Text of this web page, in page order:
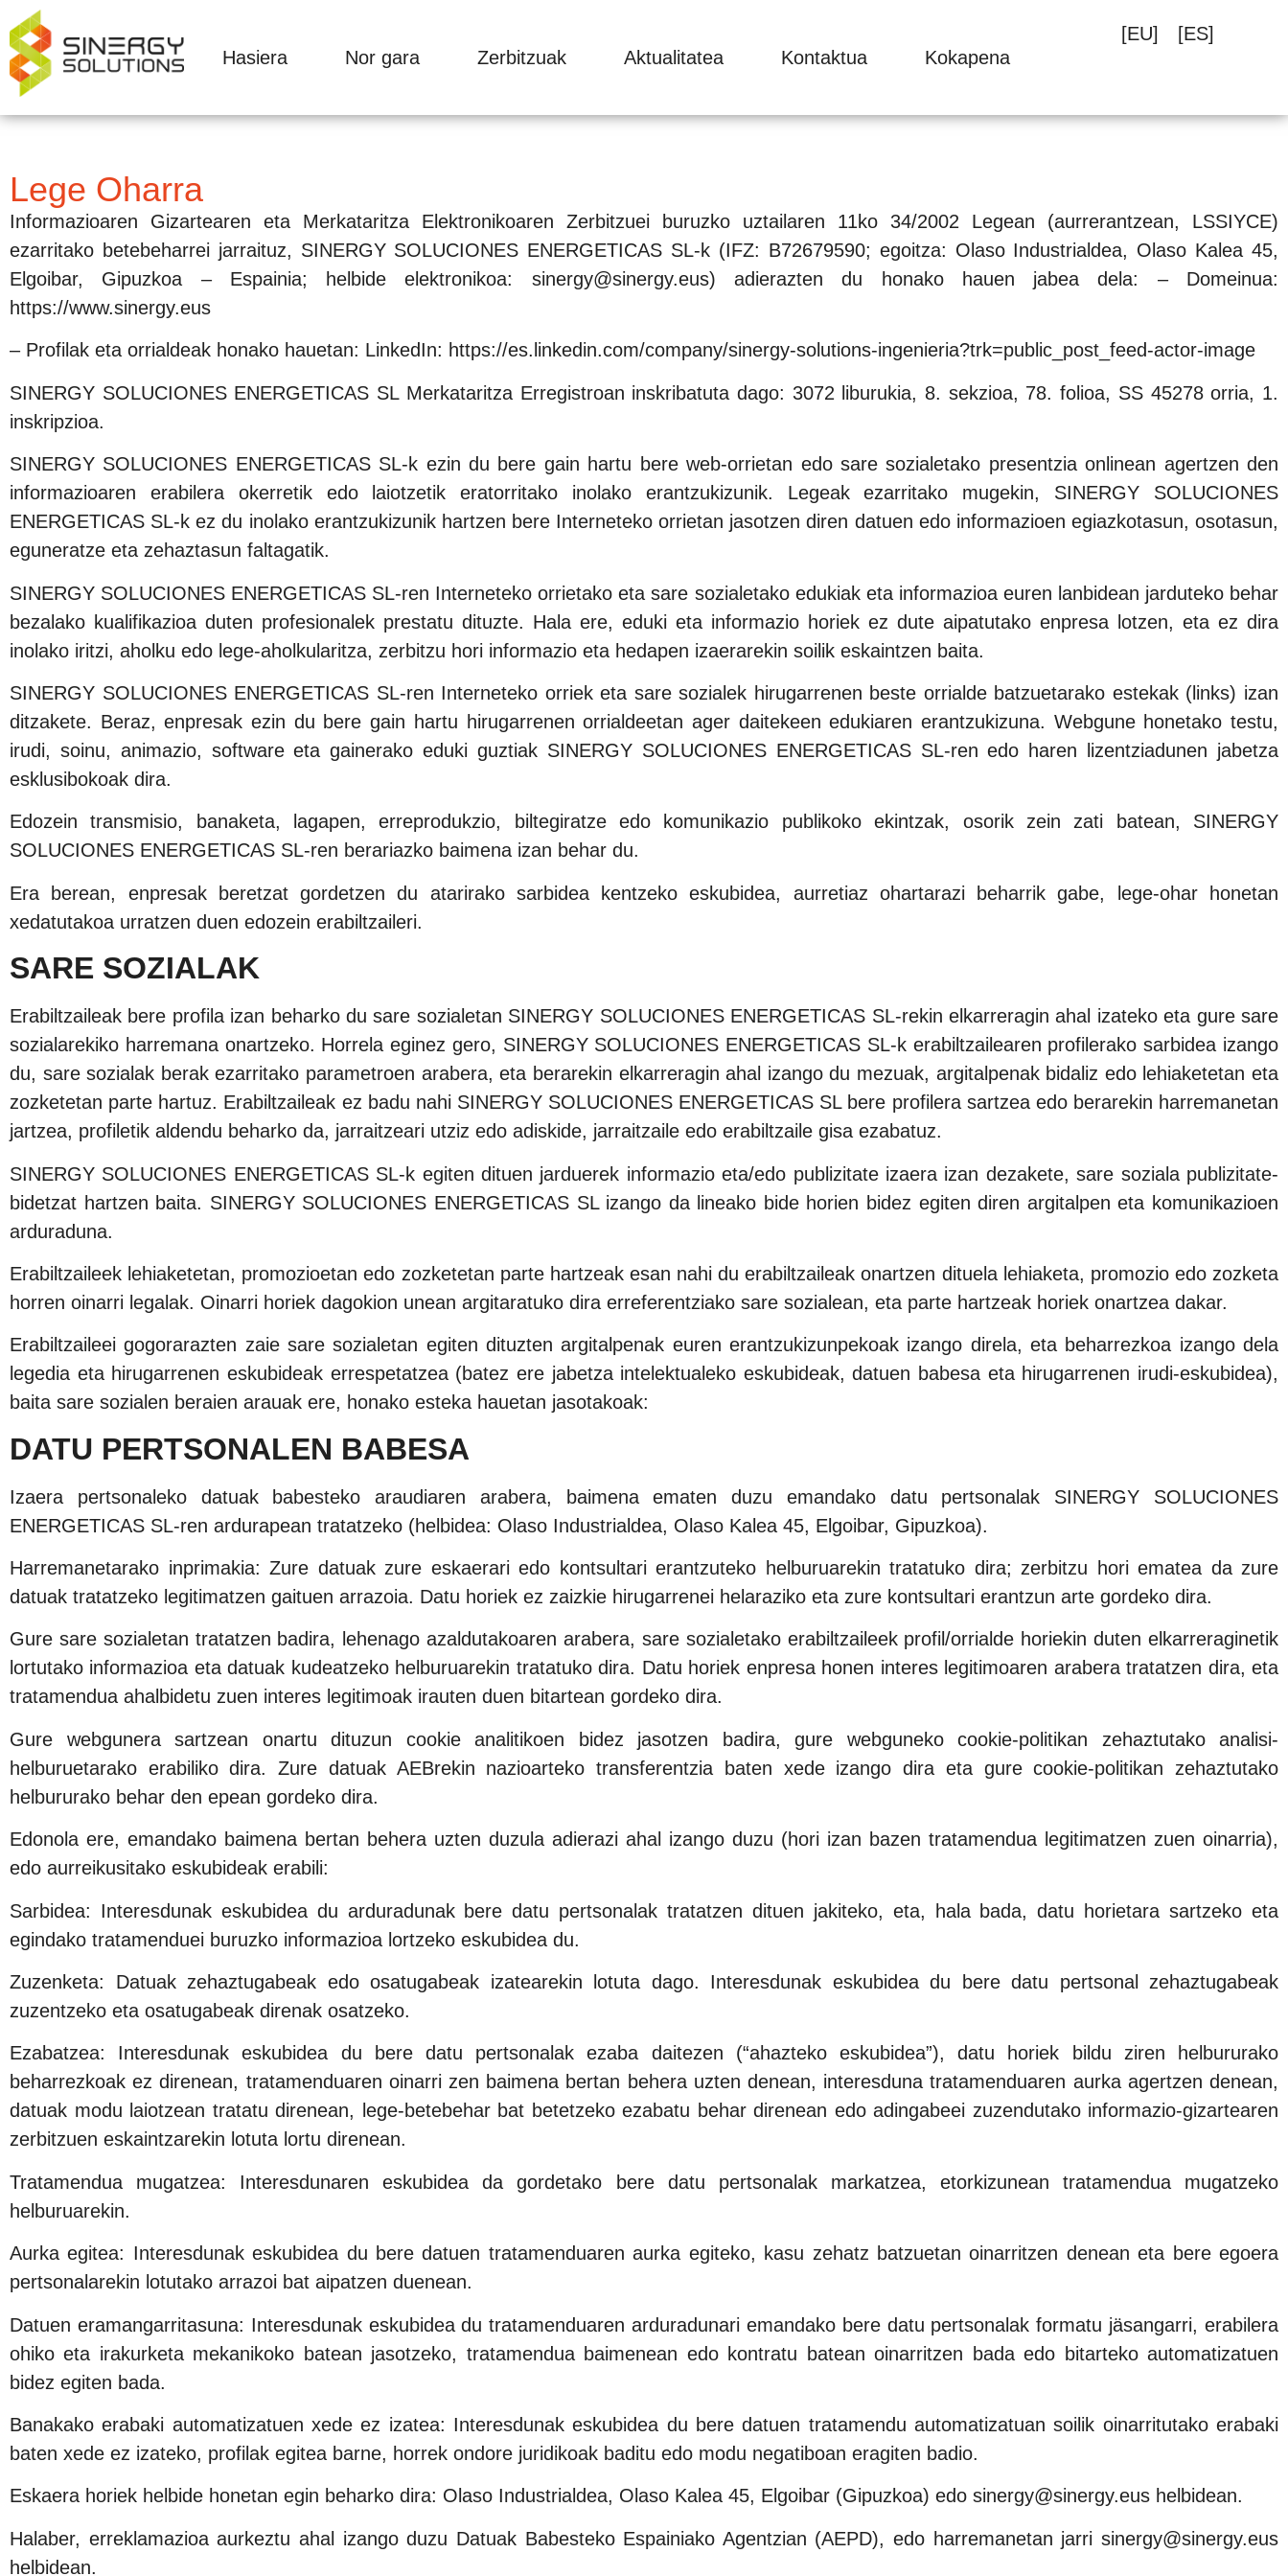
Hasiera Nor gara Zerbitzuak Aktualitatea Kontaktua Kokapena
[EU] [ES]
Lege Oharra
Informazioaren Gizartearen eta Merkataritza Elektronikoaren Zerbitzuei buruzko uztailaren 11ko 34/2002 Legean (aurrerantzean, LSSIYCE)
ezarritako betebeharrei jarraituz, SINERGY SOLUCIONES ENERGETICAS SL-k (IFZ: B72679590; egoitza: Olaso Industrialdea, Olaso Kalea 45,
Elgoibar, Gipuzkoa – Espainia; helbide elektronikoa: sinergy@sinergy.eus) adierazten du honako hauen jabea dela: – Domeinua:
https://www.sinergy.eus
– Profilak eta orrialdeak honako hauetan: LinkedIn: https://es.linkedin.com/company/sinergy-solutions-ingenieria?trk=public_post_feed-actor-image
SINERGY SOLUCIONES ENERGETICAS SL Merkataritza Erregistroan inskribatuta dago: 3072 liburukia, 8. sekzioa, 78. folioa, SS 45278 orria, 1.
inskripzioa.
SINERGY SOLUCIONES ENERGETICAS SL-k ezin du bere gain hartu bere web-orrietan edo sare sozialetako presentzia onlinean agertzen den
informazioaren erabilera okerretik edo laiotzetik eratorritako inolako erantzukizunik. Legeak ezarritako mugekin, SINERGY SOLUCIONES
ENERGETICAS SL-k ez du inolako erantzukizunik hartzen bere Interneteko orrietan jasotzen diren datuen edo informazioen egiazkotasun, osotasun,
eguneratze eta zehaztasun faltagatik.
SINERGY SOLUCIONES ENERGETICAS SL-ren Interneteko orrietako eta sare sozialetako edukiak eta informazioa euren lanbidean jarduteko behar
bezalako kualifikazioa duten profesionalek prestatu dituzte. Hala ere, eduki eta informazio horiek ez dute aipatutako enpresa lotzen, eta ez dira
inolako iritzi, aholku edo lege-aholkularitza, zerbitzu hori informazio eta hedapen izaerarekin soilik eskaintzen baita.
SINERGY SOLUCIONES ENERGETICAS SL-ren Interneteko orriek eta sare sozialek hirugarrenen beste orrialde batzuetarako estekak (links) izan
ditzakete. Beraz, enpresak ezin du bere gain hartu hirugarrenen orrialdeetan ager daitekeen edukiaren erantzukizuna. Webgune honetako testu,
irudi, soinu, animazio, software eta gainerako eduki guztiak SINERGY SOLUCIONES ENERGETICAS SL-ren edo haren lizentziadunen jabetza
esklusibokoak dira.
Edozein transmisio, banaketa, lagapen, erreprodukzio, biltegiratze edo komunikazio publikoko ekintzak, osorik zein zati batean, SINERGY
SOLUCIONES ENERGETICAS SL-ren berariazko baimena izan behar du.
Era berean, enpresak beretzat gordetzen du atarirako sarbidea kentzeko eskubidea, aurretiaz ohartarazi beharrik gabe, lege-ohar honetan
xedatutakoa urratzen duen edozein erabiltzaileri.
SARE SOZIALAK
Erabiltzaileak bere profila izan beharko du sare sozialetan SINERGY SOLUCIONES ENERGETICAS SL-rekin elkarreragin ahal izateko eta gure sare
sozialarekiko harremana onartzeko. Horrela eginez gero, SINERGY SOLUCIONES ENERGETICAS SL-k erabiltzailearen profilerako sarbidea izango
du, sare sozialak berak ezarritako parametroen arabera, eta berarekin elkarreragin ahal izango du mezuak, argitalpenak bidaliz edo lehiaketetan eta
zozketetan parte hartuz. Erabiltzaileak ez badu nahi SINERGY SOLUCIONES ENERGETICAS SL bere profilera sartzea edo berarekin harremanetan
jartzea, profiletik aldendu beharko da, jarraitzeari utziz edo adiskide, jarraitzaile edo erabiltzaile gisa ezabatuz.
SINERGY SOLUCIONES ENERGETICAS SL-k egiten dituen jarduerek informazio eta/edo publizitate izaera izan dezakete, sare soziala publizitate-
bidetzat hartzen baita. SINERGY SOLUCIONES ENERGETICAS SL izango da lineako bide horien bidez egiten diren argitalpen eta komunikazioen
arduraduna.
Erabiltzaileek lehiaketetan, promozioetan edo zozketetan parte hartzeak esan nahi du erabiltzaileak onartzen dituela lehiaketa, promozio edo zozketa
horren oinarri legalak. Oinarri horiek dagokion unean argitaratuko dira erreferentziako sare sozialean, eta parte hartzeak horiek onartzea dakar.
Erabiltzaileei gogorarazten zaie sare sozialetan egiten dituzten argitalpenak euren erantzukizunpekoak izango direla, eta beharrezkoa izango dela
legedia eta hirugarrenen eskubideak errespetatzea (batez ere jabetza intelektualeko eskubideak, datuen babesa eta hirugarrenen irudi-eskubidea),
baita sare sozialen beraien arauak ere, honako esteka hauetan jasotakoak:
DATU PERTSONALEN BABESA
Izaera pertsonaleko datuak babesteko araudiaren arabera, baimena ematen duzu emandako datu pertsonalak SINERGY SOLUCIONES
ENERGETICAS SL-ren ardurapean tratatzeko (helbidea: Olaso Industrialdea, Olaso Kalea 45, Elgoibar, Gipuzkoa).
Harremanetarako inprimakia: Zure datuak zure eskaerari edo kontsultari erantzuteko helburuarekin tratatuko dira; zerbitzu hori ematea da zure
datuak tratatzeko legitimatzen gaituen arrazoia. Datu horiek ez zaizkie hirugarrenei helaraziko eta zure kontsultari erantzun arte gordeko dira.
Gure sare sozialetan tratatzen badira, lehenago azaldutakoaren arabera, sare sozialetako erabiltzaileek profil/orrialde horiekin duten elkarreraginetik
lortutako informazioa eta datuak kudeatzeko helburuarekin tratatuko dira. Datu horiek enpresa honen interes legitimoaren arabera tratatzen dira, eta
tratamendua ahalbidetu zuen interes legitimoak irauten duen bitartean gordeko dira.
Gure webgunera sartzean onartu dituzun cookie analitikoen bidez jasotzen badira, gure webguneko cookie-politikan zehaztutako analisi-
helburuetarako erabiliko dira. Zure datuak AEBrekin nazioarteko transferentzia baten xede izango dira eta gure cookie-politikan zehaztutako
helbururako behar den epean gordeko dira.
Edonola ere, emandako baimena bertan behera uzten duzula adierazi ahal izango duzu (hori izan bazen tratamendua legitimatzen zuen oinarria),
edo aurreikusitako eskubideak erabili:
Sarbidea: Interesdunak eskubidea du arduradunak bere datu pertsonalak tratatzen dituen jakiteko, eta, hala bada, datu horietara sartzeko eta
egindako tratamenduei buruzko informazioa lortzeko eskubidea du.
Zuzenketa: Datuak zehaztugabeak edo osatugabeak izatearekin lotuta dago. Interesdunak eskubidea du bere datu pertsonal zehaztugabeak
zuzentzeko eta osatugabeak direnak osatzeko.
Ezabatzea: Interesdunak eskubidea du bere datu pertsonalak ezaba daitezen (“ahazteko eskubidea”), datu horiek bildu ziren helbururako
beharrezkoak ez direnean, tratamenduaren oinarri zen baimena bertan behera uzten denean, interesduna tratamenduaren aurka agertzen denean,
datuak modu laiotzean tratatu direnean, lege-betebehar bat betetzeko ezabatu behar direnean edo adingabeei zuzendutako informazio-gizartearen
zerbitzuen eskaintzarekin lotuta lortu direnean.
Tratamendua mugatzea: Interesdunaren eskubidea da gordetako bere datu pertsonalak markatzea, etorkizunean tratamendua mugatzeko
helburuarekin.
Aurka egitea: Interesdunak eskubidea du bere datuen tratamenduaren aurka egiteko, kasu zehatz batzuetan oinarritzen denean eta bere egoera
pertsonalarekin lotutako arrazoi bat aipatzen duenean.
Datuen eramangarritasuna: Interesdunak eskubidea du tratamenduaren arduradunari emandako bere datu pertsonalak formatu jäsangarri, erabilera
ohiko eta irakurketa mekanikoko batean jasotzeko, tratamendua baimenean edo kontratu batean oinarritzen bada edo bitarteko automatizatuen
bidez egiten bada.
Banakako erabaki automatizatuen xede ez izatea: Interesdunak eskubidea du bere datuen tratamendu automatizatuan soilik oinarritutako erabaki
baten xede ez izateko, profilak egitea barne, horrek ondore juridikoak baditu edo modu negatiboan eragiten badio.
Eskaera horiek helbide honetan egin beharko dira: Olaso Industrialdea, Olaso Kalea 45, Elgoibar (Gipuzkoa) edo sinergy@sinergy.eus helbidean.
Halaber, erreklamazioa aurkeztu ahal izango duzu Datuak Babesteko Espainiako Agentzian (AEPD), edo harremanetan jarri sinergy@sinergy.eus
helbidean.